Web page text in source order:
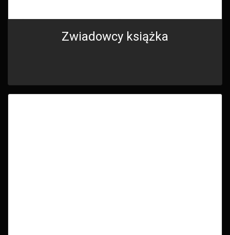
Zwiadowcy książka